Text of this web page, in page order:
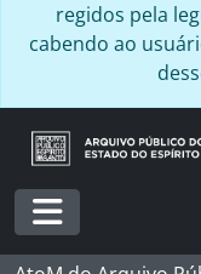
regidos pela
cabendo ao
Toggle